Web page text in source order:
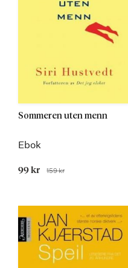
Sommeren uten menn
Ebok
Tilbudspris
99 kr Før
159 kr